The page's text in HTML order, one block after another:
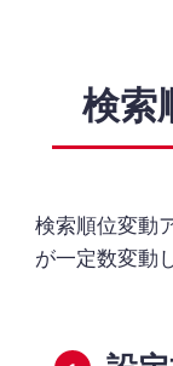
検索
検索順位変動
が一定数変動